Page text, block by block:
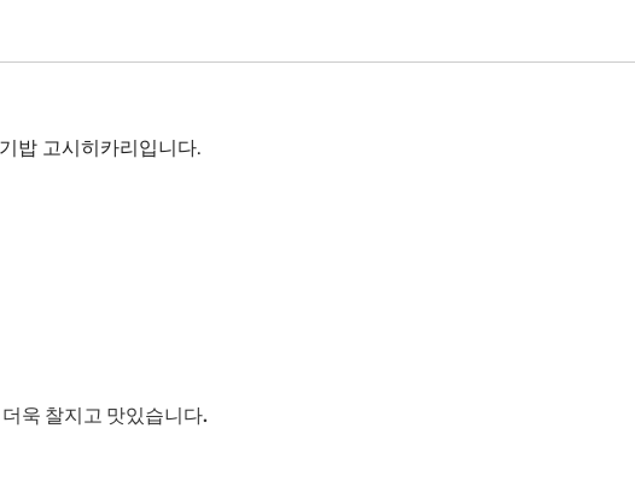
밥 고시히카리입니다.
욱 찰지고 맛있습니다.